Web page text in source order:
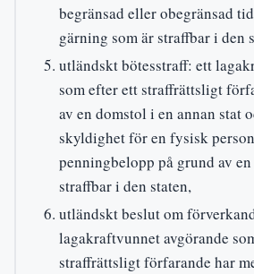
begränsad eller obegränsad
gärning som är straffbar i den
utländskt bötesstraff: ett
som efter ett straffrättsligt
av en domstol i en annan stat
skyldighet för en fysisk
penningbelopp på grund av
straffbar i den staten,
utländskt beslut om
lagakraftvunnet avgörande
straffrättsligt förfarande har